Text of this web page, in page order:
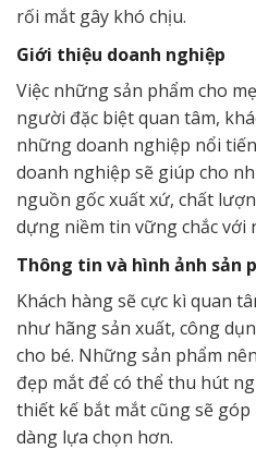
rối mắt gây khó chịu.
Giới thiệu doanh nghiệp
Việc những sản phẩm cho
người đặc biệt quan tâm,
những doanh nghiệp nổi
doanh nghiệp sẽ giúp cho
nguồn gốc xuất xứ, chất
dựng niềm tin vững chắc với
Thông tin và hình ảnh sản
Khách hàng sẽ cực kì quan
như hãng sản xuất, công
cho bé. Những sản phẩm
đẹp mắt để có thể thu hút
thiết kế bắt mắt cũng sẽ
dàng lựa chọn hơn.